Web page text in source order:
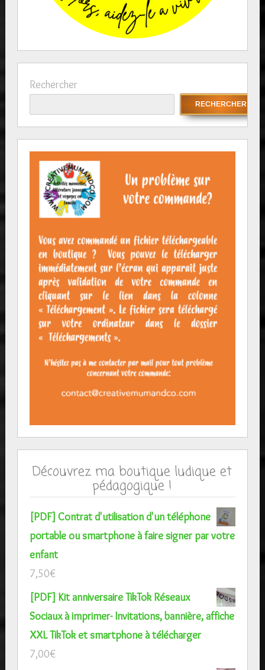
Rechercher
RECHERCHER
Découvrez ma boutique ludique et
pédagogique !
[PDF] Contrat d'utilisation d'un téléphone
portable ou smartphone à faire signer par votre
enfant
7,50€
[PDF] Kit anniversaire TikTok Réseaux
Sociaux à imprimer- Invitations, bannière, affiche
XXL TikTok et smartphone à télécharger
7,00€